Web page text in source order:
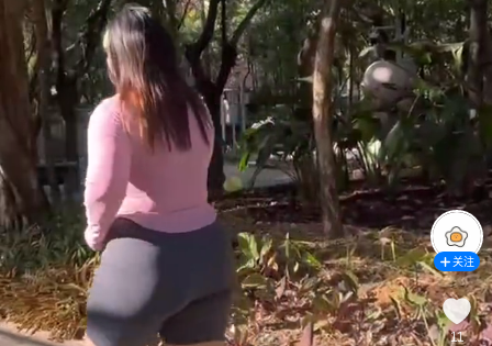
关注
11